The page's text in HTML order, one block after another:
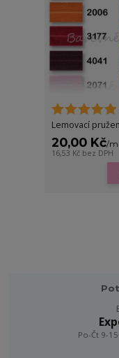
Lemovací
20,00 Kč/m
16,53 Kč bez DPH
Po-Čt 9-